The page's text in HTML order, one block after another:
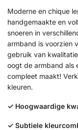
Moderne en chique
handgemaakte en
snoeren in
armband is voorzien
gebruik van
oogt de armband als
compleet maakt!
kleuren.
✓ Hoogwaardige
✓ Subtiele